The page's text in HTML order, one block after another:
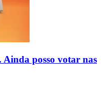
posso votar nas